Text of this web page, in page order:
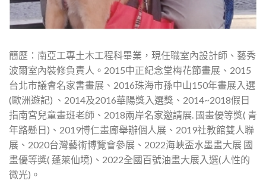
簡歷：南亞工專土木工程科畢業，現任職室內設計師、藝秀
波爾室內裝修負責人。2015中正紀念堂梅花節畫展、2015
台北市議會名家書畫展、2016珠海市孫中山150年畫展入選
(歐洲遊記) 、2014及2016華陽獎入選獎、2014~2018假日
指南宮兒童畫班老師、2018兩岸名家邀請展. 國畫優等獎( 青
年路懸日)、2019博仁畫廊舉辦個人展、2019社教館雙人聯
展、2020台灣藝術博覽會參展、2022海峽盃水墨畫大展 國
畫優等獎( 蓬萊仙境)、2022全國百號油畫大展入選(人性的
微光)。